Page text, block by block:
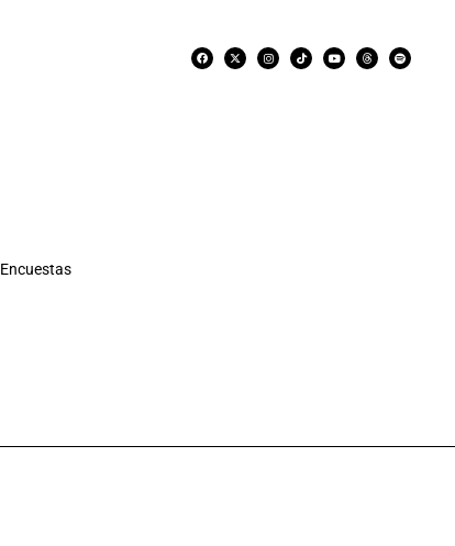
Encuestas